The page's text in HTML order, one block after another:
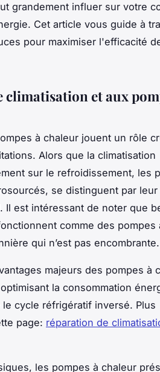
grandement influer sur votre
Cet article vous guide à
pour maximiser l'efficacité
et aux
à chaleur jouent un rôle
Alors que la climatisation
sur le refroidissement, les
se distinguent par leur
est intéressant de noter que
comme des pompes
qui n’est pas encombrante.
majeurs des pompes à
la consommation
cycle réfrigératif inversé. Plus
page: réparation de
les pompes à chaleur